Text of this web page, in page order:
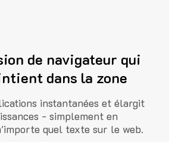
de navigateur qui
dans la zone
instantanées et élargit
- simplement en
quel texte sur le web.